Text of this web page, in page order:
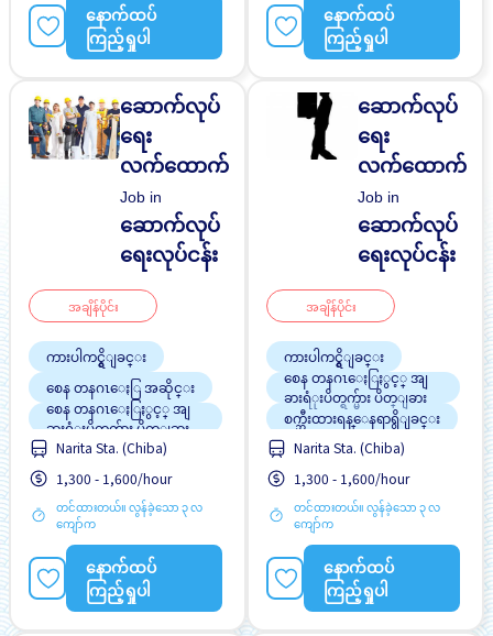
နောက်ထပ်
ကြည့်ရှုပါ
ရန် အခွင့်အရေးရှိသည်
အဆောင်ပေးမည်
နောက်ထပ်
ကြည့်ရှုပါ
ဆောက်လုပ်
ရေး
လက်ထောက်
Job in
ဆောက်လုပ်
ရေးလုပ်ငန်း
အချိန်ပိုင်း
ကားပါကင္ရွိျခင္း
စေန တနဂၤေႏြ အဆိုင္း
စေန တနဂၤေႏြႏွင့္ အျ
ခားရံုးပိတ္ရက္မ်ား ပိတ္ျခား
စက္ဘီးထားရန္ေနရာရွိျခင္း
ထမင်းကျွေးမည်
ပရိုမိုးရွင္း
ဘူတာႏွင့္နီးေသာ
ဘောနပ်စ်
လမ္းစရိတ္ေပးသည္
Narita Sta. (Chiba)
1,300 - 1,600/hour
တင်ထားတယ်။ လွန်ခဲ့သော ၃ လ
ကျော်က
နောက်ထပ်
ကြည့်ရှုပါ
ဆောက်လုပ်
ရေး
လက်ထောက်
Job in
ဆောက်လုပ်
ရေးလုပ်ငန်း
အချိန်ပိုင်း
ကားပါကင္ရွိျခင္း
စေန တနဂၤေႏြႏွင့္ အျ
ခားရံုးပိတ္ရက္မ်ား ပိတ္ျခား
စက္ဘီးထားရန္ေနရာရွိျခင္း
ထမင်းကျွေးမည်
ပရိုမိုးရွင္း
ပူးပေါင်းမှု ဘောနပ်စ်
ဘူတာႏွင့္နီးေသာ
ဘောနပ်စ်
လမ္းစရိတ္ေပးသည္
Narita Sta. (Chiba)
1,300 - 1,600/hour
တင်ထားတယ်။ လွန်ခဲ့သော ၃ လ
ကျော်က
နောက်ထပ်
ကြည့်ရှုပါ